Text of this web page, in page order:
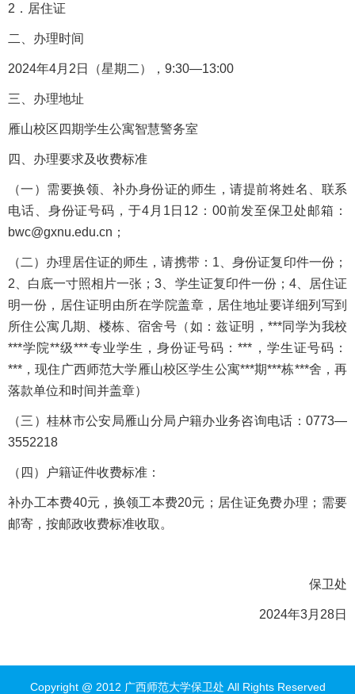
2．居住证
二、办理时间
2024年4月2日（星期二），9:30—13:00
三、办理地址
雁山校区四期学生公寓智慧警务室
四、办理要求及收费标准
（一）需要换领、补办身份证的师生，请提前将姓名、联系
电话、身份证号码，于4月1日12：00前发至保卫处邮箱：
bwc@gxnu.edu.cn；
（二）办理居住证的师生，请携带：1、身份证复印件一份；
2、白底一寸照相片一张；3、学生证复印件一份；4、居住证
明一份，居住证明由所在学院盖章，居住地址要详细列写到
所住公寓几期、楼栋、宿舍号（如：兹证明，***同学为我校
***学院**级***专业学生，身份证号码：***，学生证号码：
***，现住广西师范大学雁山校区学生公寓***期***栋***舍，再
落款单位和时间并盖章）
（三）桂林市公安局雁山分局户籍办业务咨询电话：0773—
3552218
（四）户籍证件收费标准：
补办工本费40元，换领工本费20元；居住证免费办理；需要
邮寄，按邮政收费标准收取。
保卫处
2024年3月28日
Copyright @ 2012 广西师范大学保卫处 All Rights Reserved